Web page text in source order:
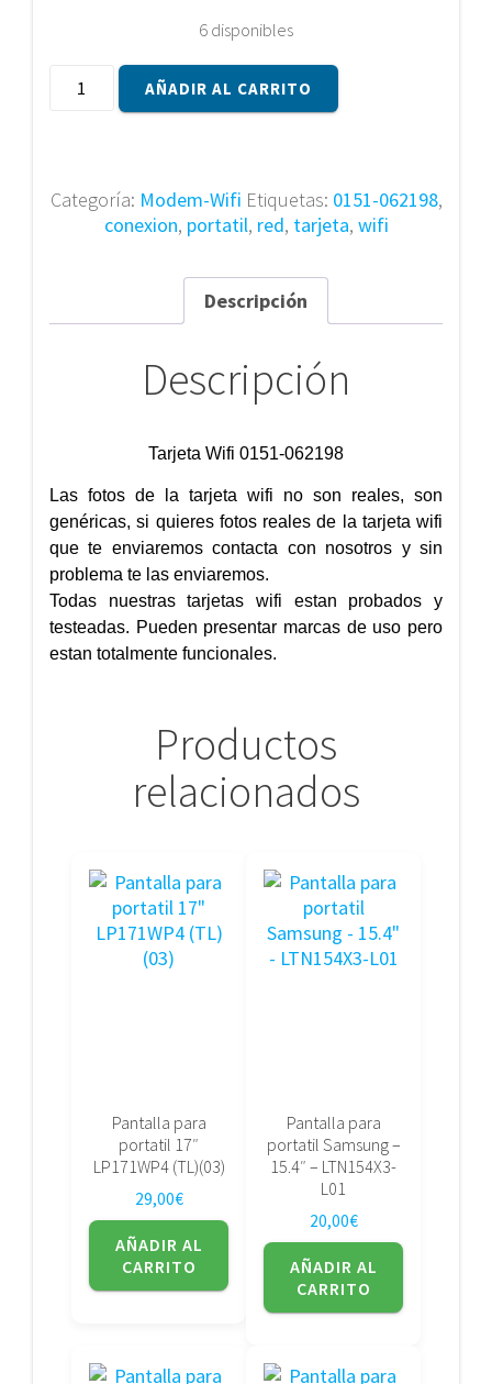
6 disponibles
Tarjeta
AÑADIR AL CARRITO
Categoría: Modem-Wifi Etiquetas: 0151-062198,
conexion, portatil, red, tarjeta, wifi
Descripción
Descripción
Tarjeta Wifi 0151-062198
Las fotos de la tarjeta wifi no son reales, son
genéricas, si quieres fotos reales de la tarjeta wifi
que te enviaremos contacta con nosotros y sin
problema te las enviaremos.
Todas nuestras tarjetas wifi estan probados y
testeadas. Pueden presentar marcas de uso pero
estan totalmente funcionales.
Productos
relacionados
Pantalla para
portatil 17″
LP171WP4 (TL)(03)
29,00€
AÑADIR AL
CARRITO
Pantalla para
portatil Samsung –
15.4″ – LTN154X3-
L01
20,00€
AÑADIR AL
CARRITO